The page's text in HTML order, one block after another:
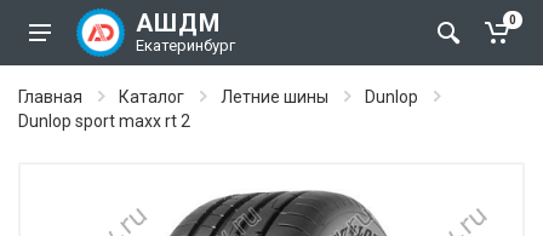
АШДМ
Екатеринбург
0
Главная Каталог Летние шины
Dunlop
Dunlop sport maxx rt 2